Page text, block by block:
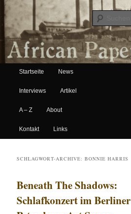
African Paper
Hauptmenü
Zum Inhalt wechseln
Zum sekundären Inhalt wechseln
Startseite News
Interviews Artikel
A – Z About
Kontakt Links
SCHLAGWORT-ARCHIVE:BONNIE HARRIS
Beneath The Shadows:
Schlafkonzert im Berliner